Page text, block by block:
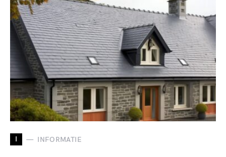
I INFORMATIE